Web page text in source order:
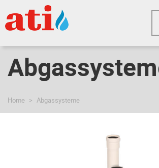
Home Abgassysteme